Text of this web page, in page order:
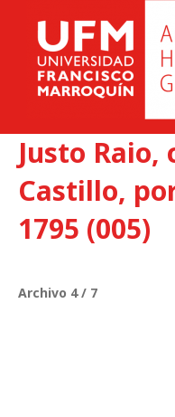
Justo Raio,
Castillo,
1795 (005)
Archivo 4 / 7